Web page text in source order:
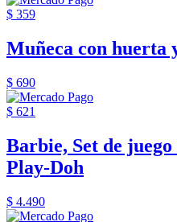
$ 359
Muñeca con huerta
$ 690
$ 621
Barbie, Set de
Play-Doh
$ 4.490